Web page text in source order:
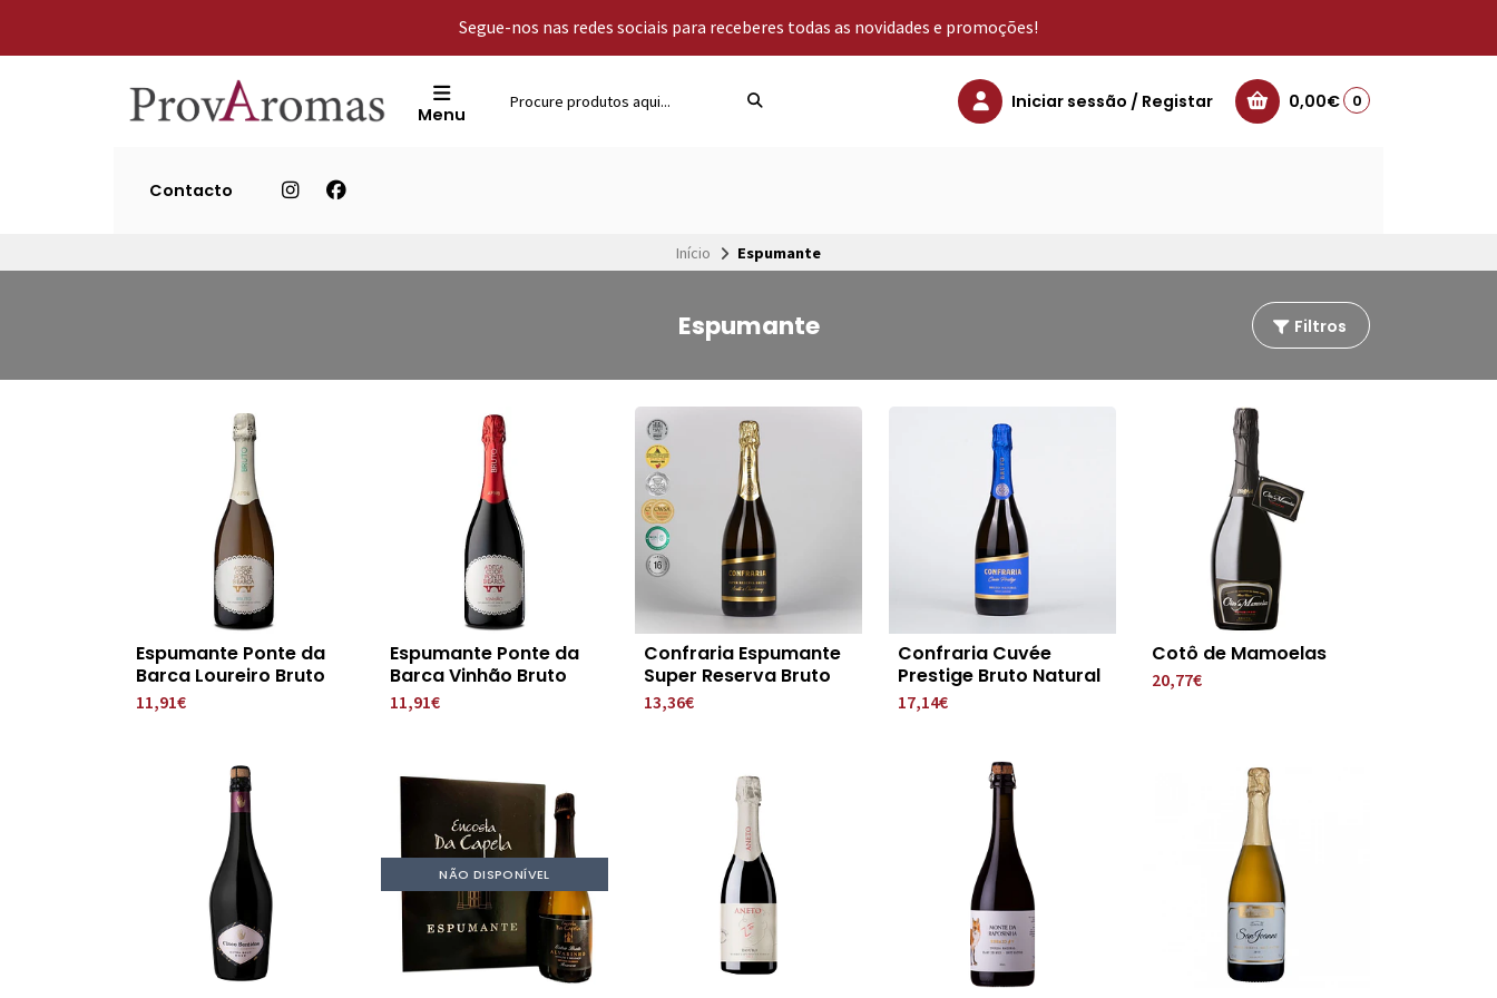
Segue-nos nas redes sociais para receberes todas as novidades e promoções!
Menu
Iniciar sessão / Registar 0,00€ 0
Contacto
Início Espumante
Espumante Filtros
Espumante Ponte da
Barca Loureiro Bruto
11,91€
Espumante Ponte da
Barca Vinhão Bruto
11,91€
Confraria Espumante
Super Reserva Bruto
13,36€
Confraria Cuvée
Prestige Bruto Natural
17,14€
Cotô de Mamoelas
20,77€
NÃO DISPONÍVEL